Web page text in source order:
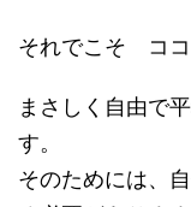
それでこそ ココ
まさしく自由で
す。
そのためには、